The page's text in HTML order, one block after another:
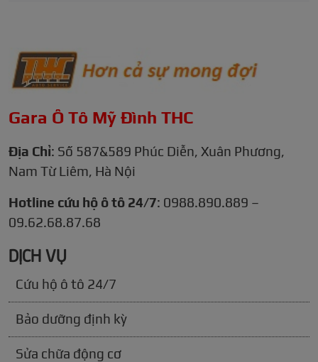
Gara Ô Tô Mỹ Đình THC
Địa Chỉ: Số 587&589 Phúc Diễn, Xuân Phương,
Nam Từ Liêm, Hà Nội
Hotline cứu hộ ô tô 24/7: 0988.890.889 –
09.62.68.87.68
DỊCH VỤ
Cứu hộ ô tô 24/7
Bảo dưỡng định kỳ
Sửa chữa động cơ